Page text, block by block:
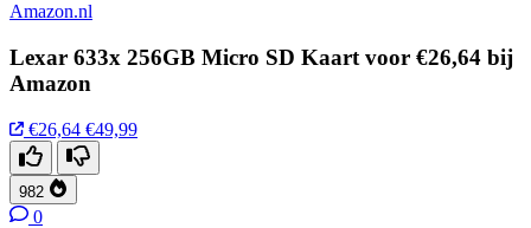
Amazon.nl
Lexar 633x 256GB Micro SD Kaart voor €26,64 bij
Amazon
€26,64 €49,99
982
0